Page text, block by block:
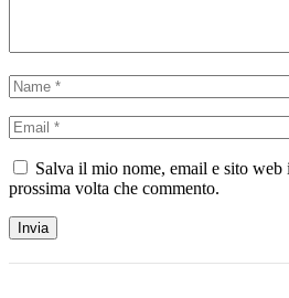
Salva il mio nome, email e sito web
prossima volta che commento.